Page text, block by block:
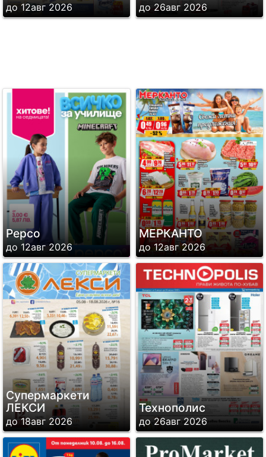
до 12авг 2026 до 26авг 2026
Pepco
до 12авг 2026
МЕРКАНТО
до 12авг 2026
Супермаркети
ЛЕКСИ
до 18авг 2026
Технополис
до 26авг 2026